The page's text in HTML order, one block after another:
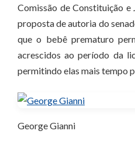
Comissão de Constituição e
proposta de autoria do
que o bebê prematuro
acrescidos ao período da
permitindo elas mais tempo
George Gianni